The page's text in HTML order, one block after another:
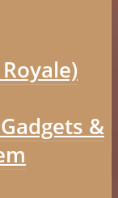
&